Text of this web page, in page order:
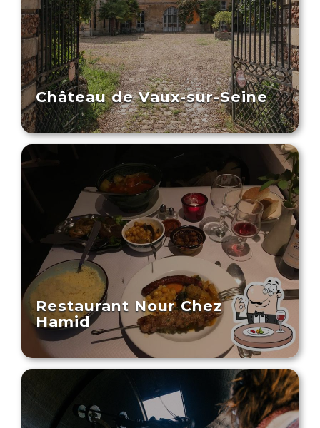
Château de Vaux-sur-Seine
Restaurant Nour Chez
Hamid